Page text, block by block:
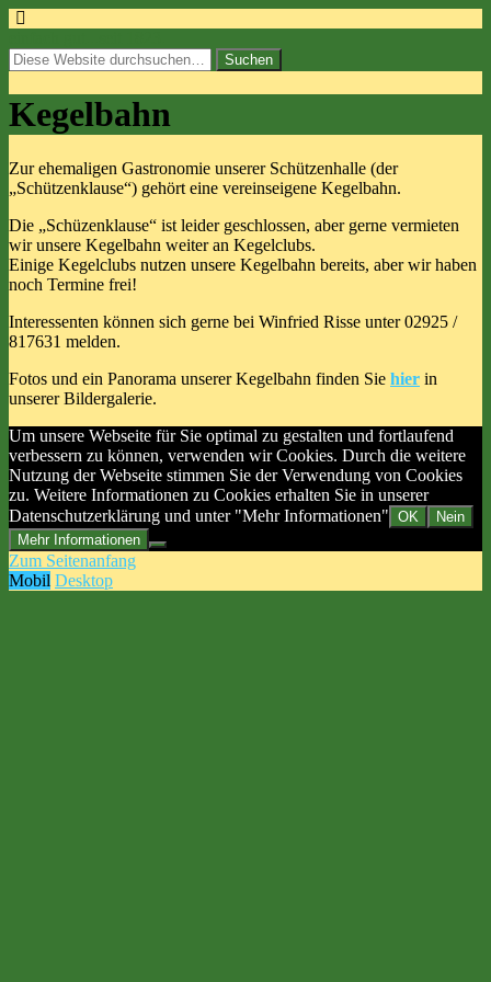
Kegelbahn
Zur ehemaligen Gastronomie unserer Schützenhalle (der
„Schützenklause“) gehört eine vereinseigene Kegelbahn.
Die „Schüzenklause“ ist leider geschlossen, aber gerne vermieten
wir unsere Kegelbahn weiter an Kegelclubs.
Einige Kegelclubs nutzen unsere Kegelbahn bereits, aber wir haben
noch Termine frei!
Interessenten können sich gerne bei Winfried Risse unter 02925 /
817631 melden.
Fotos und ein Panorama unserer Kegelbahn finden Sie hier in
unserer Bildergalerie.
Um unsere Webseite für Sie optimal zu gestalten und fortlaufend
verbessern zu können, verwenden wir Cookies. Durch die weitere
Nutzung der Webseite stimmen Sie der Verwendung von Cookies
zu. Weitere Informationen zu Cookies erhalten Sie in unserer
Datenschutzerklärung und unter "Mehr Informationen" OK
Nein
Mehr Informationen
Zum Seitenanfang
Mobil Desktop